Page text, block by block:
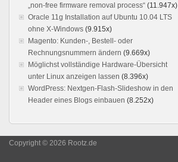
„non-free firmware removal process“ (11.947x)
Oracle 11g Installation auf Ubuntu 10.04 LTS
ohne X-Windows (9.915x)
Magento: Kunden-, Bestell- oder
Rechnungsnummern ändern (9.669x)
Möglichst vollständige Hardware-Übersicht
unter Linux anzeigen lassen (8.396x)
WordPress: Nextgen-Flash-Slideshow in den
Header eines Blogs einbauen (8.252x)
Copyright © 2026 Rootz.de